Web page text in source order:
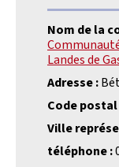
Nom de la
Landes de
Adresse :
Code postal
Ville
téléphone :